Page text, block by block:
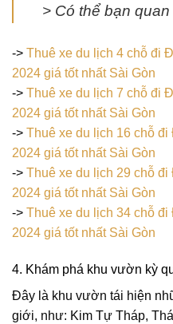
> Có thể bạn
-> Thuê xe du lịch 4 chỗ đi
2024 giá tốt nhất Sài Gòn
-> Thuê xe du lịch 7 chỗ đi
2024 giá tốt nhất Sài Gòn
-> Thuê xe du lịch 16 chỗ
2024 giá tốt nhất Sài Gòn
-> Thuê xe du lịch 29 chỗ
2024 giá tốt nhất Sài Gòn
-> Thuê xe du lịch 34 chỗ
2024 giá tốt nhất Sài Gòn
4. Khám phá khu vườn kỳ
Đây là khu vườn tái hiện
giới, như: Kim Tự Tháp,